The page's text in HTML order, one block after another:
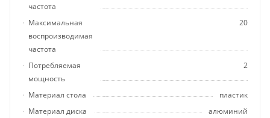
частота
Максимальная
воспроизводимая
частота
20
Потребляемая
мощность
2
Материал стола
пластик
Материал диска
алюминий